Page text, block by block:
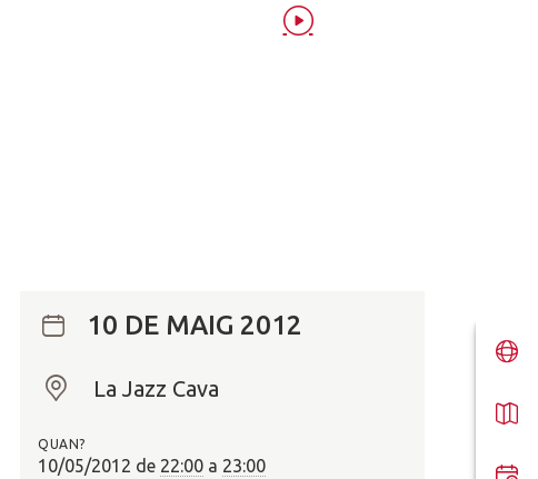
10 DE MAIG 2012
O
?
La Jazz Cava
QUAN?
10/05/2012 de 22:00 a 23:00